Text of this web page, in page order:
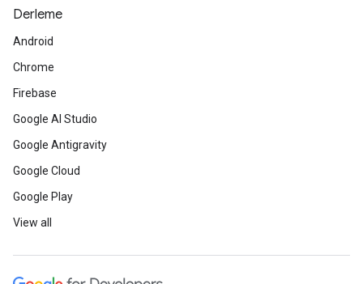
Derleme
Android
Chrome
Firebase
Google AI Studio
Google Antigravity
Google Cloud
Google Play
View all